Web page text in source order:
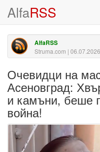
AlfaRSS
AlfaRSS
Struma.com |
Очевидци на
Асеновград:
и камъни, беше
война!